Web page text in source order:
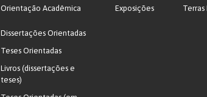
Orientação Acadêmica
Dissertações Orientadas
Teses Orientadas
Livros (dissertações e
teses)
Exposições Terras